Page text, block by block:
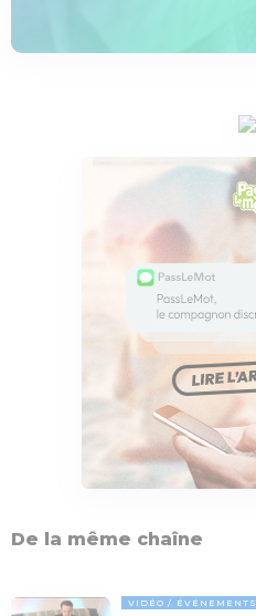
De la même chaîne
VIDÉO ÉVÉNEMENTS